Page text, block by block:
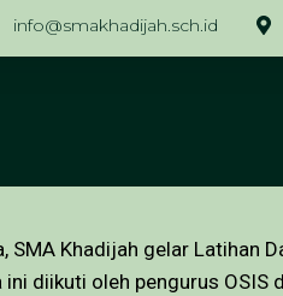
info@smakhadijah.sch.id
SMA Khadijah gelar Latihan
diikuti oleh pengurus OSIS